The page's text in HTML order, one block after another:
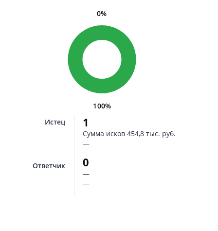
100%
0%
Истец
Ответчик
1
Сумма исков 454,8 тыс. руб.
—
0
—
—